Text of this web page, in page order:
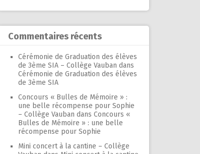
Commentaires récents
Cérémonie de Graduation des élèves
de 3ème SIA – Collège Vauban dans
Cérémonie de Graduation des élèves
de 3ème SIA
Concours « Bulles de Mémoire » :
une belle récompense pour Sophie
– Collège Vauban dans Concours «
Bulles de Mémoire » : une belle
récompense pour Sophie
Mini concert à la cantine – Collège